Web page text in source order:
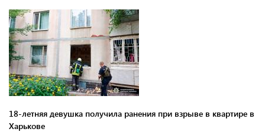
18-летняя девушка получила ранения при взрыве в квартире в
Харькове